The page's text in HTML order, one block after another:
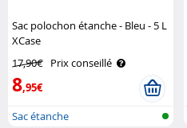
Sac polochon étanche - Bleu - 5 L
XCase
17,90€ Prix conseillé
8,95€
Sac étanche